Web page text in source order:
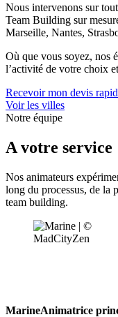
Nous intervenons sur
Team Building sur
Marseille, Nantes,
Où que vous soyez, nos
l’activité de votre choix
Recevoir mon devis
Voir les villes
Notre équipe
A votre service
Nos animateurs
long du processus, de la
team building.
MarineAnimatrice